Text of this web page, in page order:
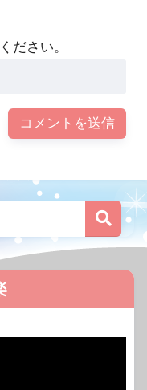
ださい。